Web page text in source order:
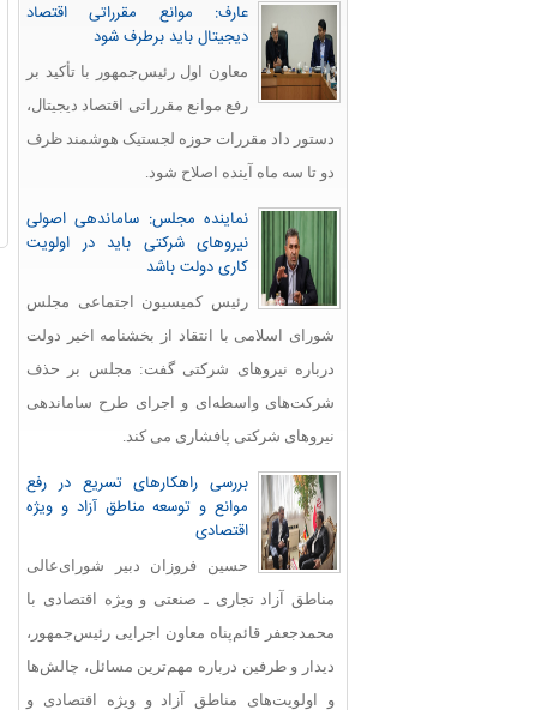
عارف: موانع مقرراتی اقتصاد
دیجیتال باید برطرف شود
معاون اول رئیس‌جمهور با تأکید بر
رفع موانع مقرراتی اقتصاد دیجیتال،
دستور داد مقررات حوزه لجستیک هوشمند ظرف
دو تا سه ماه آینده اصلاح شود.
نماینده مجلس: ساماندهی اصولی
نیروهای شرکتی باید در اولویت
کاری دولت باشد
رئیس کمیسیون اجتماعی مجلس
شورای اسلامی با انتقاد از بخشنامه اخیر دولت
درباره نیروهای شرکتی گفت: مجلس بر حذف
شرکت‌های واسطه‌ای و اجرای طرح ساماندهی
نیروهای شرکتی پافشاری می کند.
بررسی راهکارهای تسریع در رفع
موانع و توسعه مناطق آزاد و ویژه
اقتصادی
حسین فروزان دبیر شورای‌عالی
مناطق آزاد تجاری ـ صنعتی و ویژه اقتصادی با
محمدجعفر قائم‌پناه معاون اجرایی رئیس‌جمهور،
دیدار و طرفین درباره مهم‌ترین مسائل، چالش‌ها
و اولویت‌های مناطق آزاد و ویژه اقتصادی و